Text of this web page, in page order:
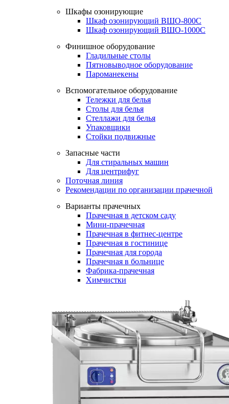
Шкафы озонирующие
Шкаф озонирующий ВШО-800С
Шкаф озонирующий ВШО-1000С
Финишное оборудование
Гладильные столы
Пятновыводное оборудование
Пароманекены
Вспомогательное оборудование
Тележки для белья
Столы для белья
Стеллажи для белья
Упаковщики
Стойки подвижные
Запасные части
Для стиральных машин
Для центрифуг
Поточная линия
Рекомендации по организации прачечной
Варианты прачечных
Прачечная в детском саду
Мини-прачечная
Прачечная в фитнес-центре
Прачечная в гостинице
Прачечная для города
Прачечная в больнице
Фабрика-прачечная
Химчистки